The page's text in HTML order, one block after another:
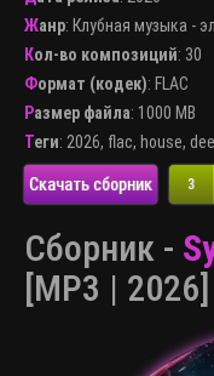
Жанр: Клубная музыка -
Кол-во композиций: 30
Формат (кодек): FLAC
Размер файла: 1000 MB
Теги: 2026, flac, house,
Скачать сборник 3
Сборник -
[MP3 | 2026]